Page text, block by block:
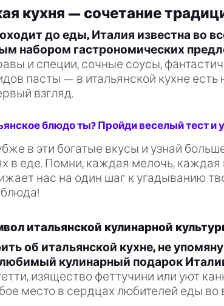
кухня — сочетание
до еды, Италия известна во
набором гастрономических
и специи, сочные соусы,
пасты — в итальянской кухне есть
взгляд.
блюдо ты? Пройди веселый тест и
в эти богатые вкусы и узнай
в еде. Помни, каждая мелочь, каждая
нас на один шаг к угадыванию
блюда!
итальянской кулинарной
об итальянской кухне, не
кулинарный подарок
изящество феттучини или уют
место в сердцах любителей еды во